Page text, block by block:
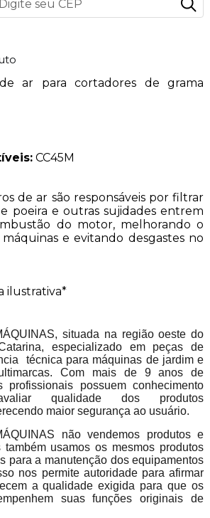
ar para cortadores de grama
CC45M
de ar são responsáveis por filtrar
poeira e outras sujidades entrem
do motor, melhorando o
e evitando desgastes no
ilustrativa*
situada na região oeste do
especializado em peças de
técnica para máquinas de jardim e
Com mais de 9 anos de
profissionais possuem conhecimento
qualidade dos produtos
maior segurança ao usuário.
não vendemos produtos e
também usamos os mesmos produtos
para a manutenção dos equipamentos
nos permite autoridade para afirmar
a qualidade exigida para que os
suas funções originais de